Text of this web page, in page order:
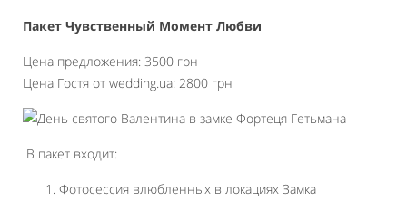
Пакет Чувственный Момент Любви
Цена предложения: 3500 грн
Цена Гостя от wedding.ua: 2800 грн
В пакет входит:
Фотосессия влюбленных в локациях Замка